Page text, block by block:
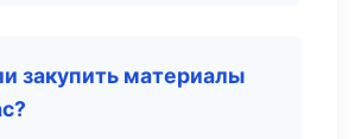
закупить материалы